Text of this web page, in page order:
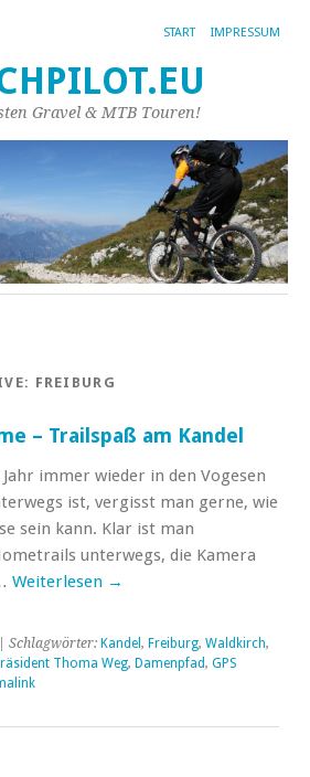
START IMPRESSUM
Gravel & MTB Touren!
FREIBURG
– Trailspaß am Kandel
immer wieder in den Vogesen
ist, vergisst man gerne, wie
sein kann. Klar ist man
unterwegs, die Kamera
Weiterlesen →
| Schlagwörter: Kandel , Freiburg, Waldkirch,
Thoma Weg, Damenpfad, GPS